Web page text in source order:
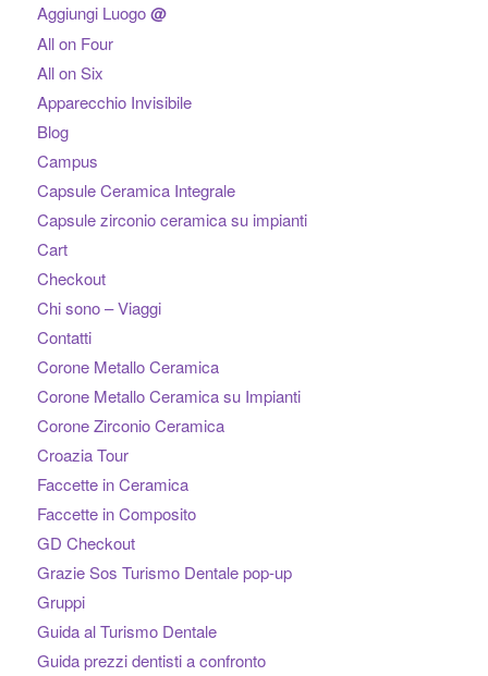
Aggiungi Luogo@
All on Four
All on Six
Apparecchio Invisibile
Blog
Campus
Capsule Ceramica Integrale
Capsule zirconio ceramica su impianti
Cart
Checkout
Chi sono – Viaggi
Contatti
Corone Metallo Ceramica
Corone Metallo Ceramica su Impianti
Corone Zirconio Ceramica
Croazia Tour
Faccette in Ceramica
Faccette in Composito
GD Checkout
Grazie Sos Turismo Dentale pop-up
Gruppi
Guida al Turismo Dentale
Guida prezzi dentisti a confronto